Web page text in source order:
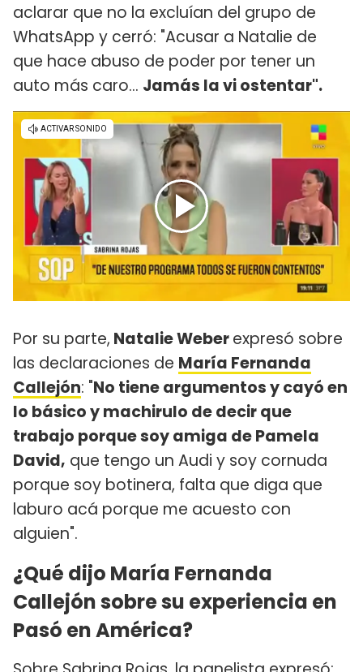
aclarar que no la excluían del grupo de
WhatsApp y cerró: "Acusar a Natalie de
que hace abuso de poder por tener un
auto más caro… Jamás la vi ostentar".
Por su parte, Natalie Weberexpresó sobre
las declaraciones de María Fernanda
Callejón: "No tiene argumentos y cayó en
lo básico y machirulo de decir que
trabajo porque soy amiga de Pamela
David, que tengo un Audi y soy cornuda
porque soy botinera, falta que diga que
laburo acá porque me acuesto con
alguien".
¿Qué dijo María Fernanda
Callejón sobre su experiencia en
Pasó en América?